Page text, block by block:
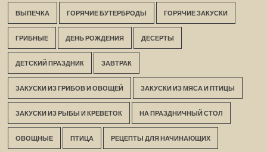
ВЫПЕЧКА ГОРЯЧИЕ БУТЕРБРОДЫ ГОРЯЧИЕ ЗАКУСКИ
ГРИБНЫЕ ДЕНЬ РОЖДЕНИЯ ДЕСЕРТЫ
ДЕТСКИЙ ПРАЗДНИК ЗАВТРАК
ЗАКУСКИ ИЗ ГРИБОВ И ОВОЩЕЙ ЗАКУСКИ ИЗ МЯСА И ПТИЦЫ
ЗАКУСКИ ИЗ РЫБЫ И КРЕВЕТОК НА ПРАЗДНИЧНЫЙ СТОЛ
ОВОЩНЫЕ ПТИЦА РЕЦЕПТЫ ДЛЯ НАЧИНАЮЩИХ